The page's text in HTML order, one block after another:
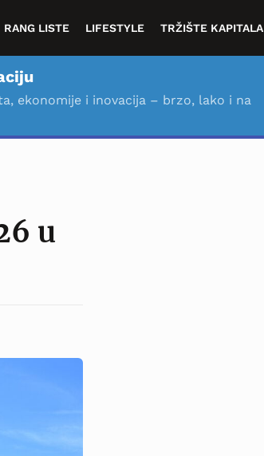
RANG LISTE LIFESTYLE TRŽIŠTE KAPITALA
ekonomije i inovacija – brzo, lako i na
u